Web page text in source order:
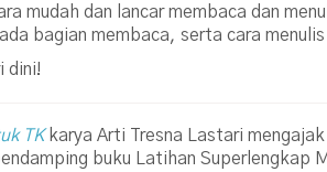
mudah dan lancar membaca dan
bagian membaca, serta cara
dini!
TKkarya Arti Tresna Lastari
buku Latihan Superlengkap